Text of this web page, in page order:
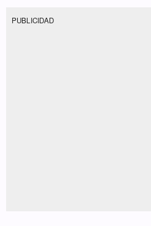
PUBLICIDAD